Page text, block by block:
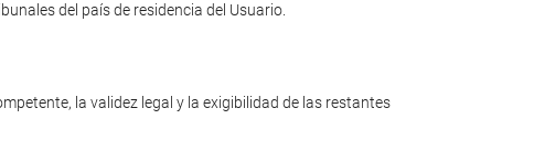
del país de residencia del Usuario.
la validez legal y la exigibilidad de las restantes